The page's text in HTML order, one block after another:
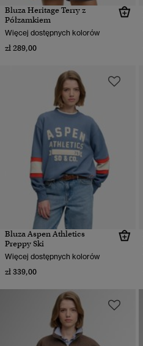
Bluza Heritage Terry z
Półzamkiem
Więcej dostępnych kolorów
zł 289,00
Bluza Aspen Athletics
Preppy Ski
Więcej dostępnych kolorów
zł 339,00